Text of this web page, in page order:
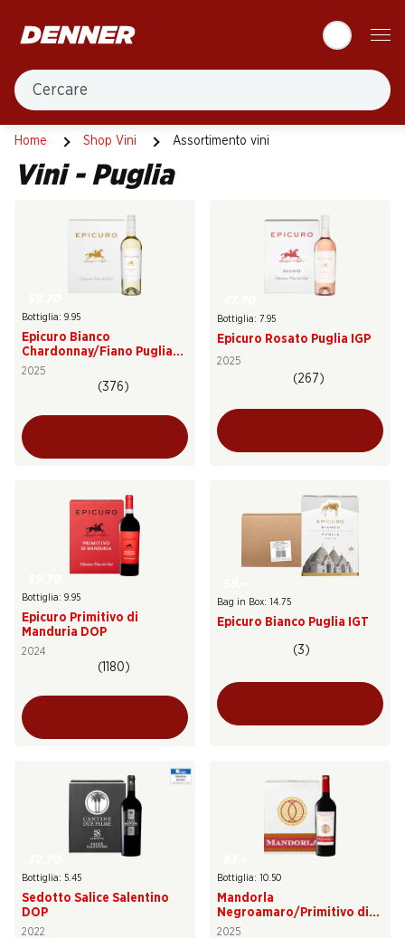
Cercare
Home Shop Vini Assortimento vini
Vini - Puglia
Puglia
Bottiglia: 9.95
Epicuro Bianco
Chardonnay/Fiano Puglia
IGP
2025
(376)
Bottiglia: 7.95
Epicuro Rosato Puglia IGP
2025
(267)
Bottiglia: 9.95
Epicuro Primitivo di
Manduria DOP
2024
(1180)
Bag in Box: 14.75
Epicuro Bianco Puglia IGT
(3)
Bottiglia: 5.45
Sedotto Salice Salentino
DOP
2022
Bottiglia: 10.50
Mandorla
Negroamaro/Primitivo di
Puglia IGT
2025